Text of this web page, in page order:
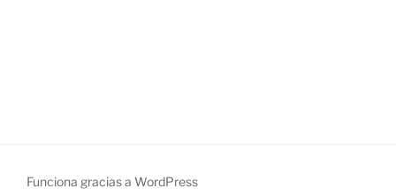
Funciona gracias a WordPress